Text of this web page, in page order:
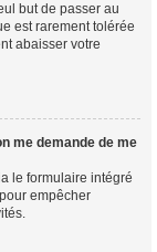
but de passer au
est rarement tolérée
abaisser votre
me demande de me
le formulaire intégré
empêcher